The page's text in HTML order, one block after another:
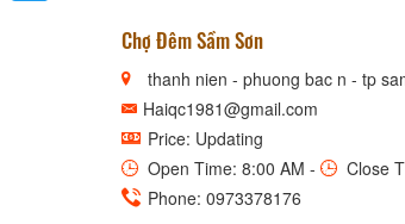
Chợ Đêm Sầm Sơn
thanh nien - phuong bac n - tp
Haiqc1981@gmail.com
Price: Updating
Open Time: 8:00 AM -
Close
Phone: 0973378176